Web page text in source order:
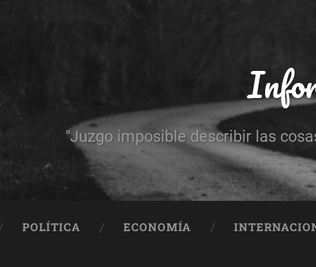
"Juzgo imposible describir las
POLÍTICA ECONOMÍA